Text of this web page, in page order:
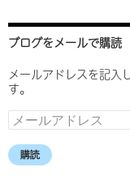
ブログをメールで購読
メールアドレスを記入
す。
メ
ー
ル
ア 購読